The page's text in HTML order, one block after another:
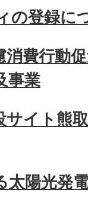
の登録に
消費行動
事業
サイト熊
太陽光発